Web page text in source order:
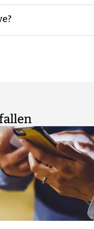
bei geringen
pro Gruppe